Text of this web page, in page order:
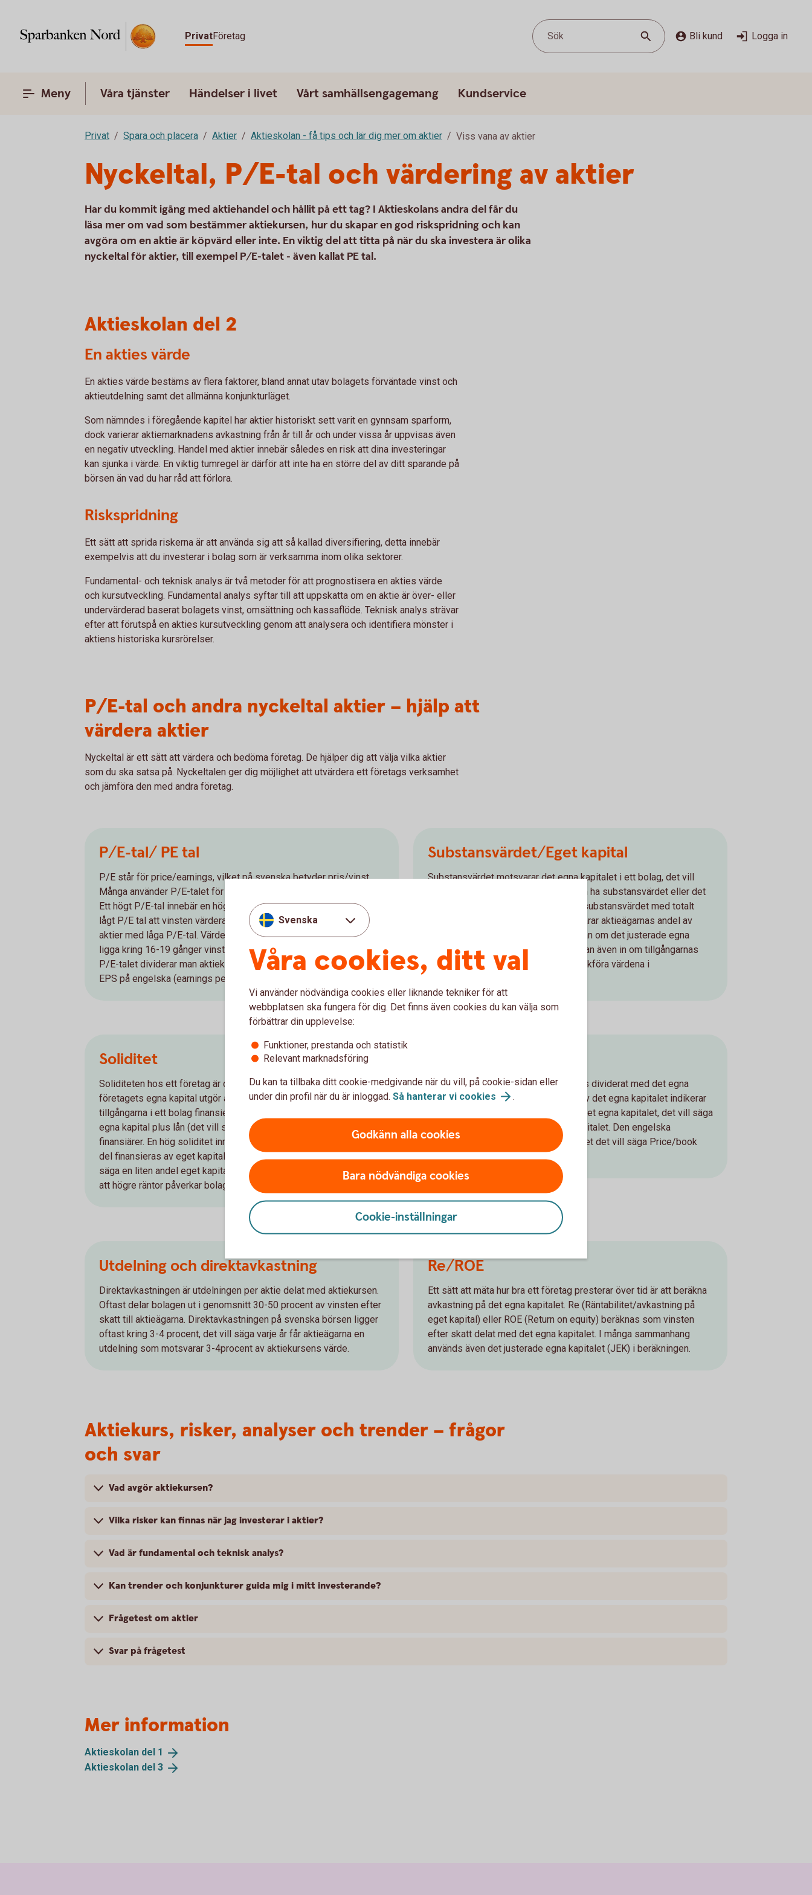
PrivatFöretag Sök Bli kund Logga in
Meny Våra tjänster Händelser i livet Vårt samhällsengagemang Kundservice
Privat Spara och placera Aktier Aktieskolan - få tips och lär dig mer om aktier Viss vana av aktier
Nyckeltal, P/E-tal och värdering av aktier
Har du kommit igång med aktiehandel och hållit på ett tag? I Aktieskolans andra del får du
läsa mer om vad som bestämmer aktiekursen, hur du skapar en god riskspridning och kan
avgöra om en aktie är köpvärd eller inte. En viktig del att titta på när du ska investera är olika
nyckeltal för aktier, till exempel P/E-talet - även kallat PE tal.
Aktieskolan del 2
En akties värde
En akties värde bestäms av flera faktorer, bland annat utav bolagets förväntade vinst och
aktieutdelning samt det allmänna konjunkturläget.
Som nämndes i föregående kapitel har aktier historiskt sett varit en gynnsam sparform,
dock varierar aktiemarknadens avkastning från år till år och under vissa år uppvisas även
en negativ utveckling. Handel med aktier innebär således en risk att dina investeringar
kan sjunka i värde. En viktig tumregel är därför att inte ha en större del av ditt sparande på
börsen än vad du har råd att förlora.
Riskspridning
Ett sätt att sprida riskerna är att använda sig att så kallad diversifiering, detta innebär
exempelvis att du investerar i bolag som är verksamma inom olika sektorer.
Fundamental- och teknisk analys är två metoder för att prognostisera en akties värde
och kursutveckling. Fundamental analys syftar till att uppskatta om en aktie är över- eller
undervärderad baserat bolagets vinst, omsättning och kassaflöde. Teknisk analys strävar
efter att förutspå en akties kursutveckling genom att analysera och identifiera mönster i
aktiens historiska kursrörelser.
P/E-tal och andra nyckeltal aktier – hjälp att
värdera aktier
Nyckeltal är ett sätt att värdera och bedöma företag. De hjälper dig att välja vilka aktier
som du ska satsa på. Nyckeltalen ger dig möjlighet att utvärdera ett företags verksamhet
och jämföra den med andra företag.
P/E-tal/ PE tal
P/E står för price/earnings, vilket på svenska betyder pris/vinst.
Många använder P/E-talet för att se hur billig eller dyr en aktie är.
Ett högt P/E-tal innebär en hög värdering av företagets vinst och ett
lågt P/E tal att vinsten värderas lägre, man vill därför gärna köpa
aktier med låga P/E-tal. Värderingen på svenska börsen brukar
ligga kring 16-19 gånger vinsten för innevarande år. För att räkna ut
P/E-talet dividerar man aktiekursen med vinst per aktie (VPA) eller
EPS på engelska (earnings per share).
Substansvärdet/Eget kapital
Substansvärdet motsvarar det egna kapitalet i ett bolag, det vill
säga tillgångar minus skulder. Vill man ha substansvärdet eller det
egna kapitalet per aktie får man dela substansvärdet med totalt
antal aktier. Det egna kapitalet motsvarar aktieägarnas andel av
bolaget totala kapital. Ibland pratar man om det justerade egna
kapitalet (JEK). I detta värde räknar man även in om tillgångarnas
marknadsvärde ligger högre än det bokföra värdena i
Soliditet
Soliditeten hos ett företag är den procentuella andel som
företagets egna kapital utgör av summan av alla tillgångar. De totala
tillgångarna i ett bolag finansieras till 100 procent av aktieägarnas
egna kapital plus lån (det vill säga skulder) från banker eller andra
finansiärer. En hög soliditet innebär att bolaget kapital till en större
del finansieras av eget kapital än av lån. En låg soliditet, det vill
säga en liten andel eget kapital kontra lån, innebär en större risk för
att högre räntor påverkar bolagets resultat på ett negativt sätt.
Nyckeltalet Kurs/EK betyder aktiekurs dividerat med det egna
kapitalet per aktie. En hög värdering av det egna kapitalet indikerar
att bolaget har en hög avkastning på det egna kapitalet, det vill säga
en hög vinst i relation till det egna kapitalet. Den engelska
motsvarigheten till kurs/EK är P/B talet det vill säga Price/book
value.
Utdelning och direktavkastning
Direktavkastningen är utdelningen per aktie delat med aktiekursen.
Oftast delar bolagen ut i genomsnitt 30-50 procent av vinsten efter
skatt till aktieägarna. Direktavkastningen på svenska börsen ligger
oftast kring 3-4 procent, det vill säga varje år får aktieägarna en
utdelning som motsvarar 3-4procent av aktiekursens värde.
Re/ROE
Ett sätt att mäta hur bra ett företag presterar över tid är att beräkna
avkastning på det egna kapitalet. Re (Räntabilitet/avkastning på
eget kapital) eller ROE (Return on equity) beräknas som vinsten
efter skatt delat med det egna kapitalet. I många sammanhang
används även det justerade egna kapitalet (JEK) i beräkningen.
Aktiekurs, risker, analyser och trender – frågor
och svar
Vad avgör aktiekursen?
Vilka risker kan finnas när jag investerar i aktier?
Vad är fundamental och teknisk analys?
Kan trender och konjunkturer guida mig i mitt investerande?
Frågetest om aktier
Svar på frågetest
Mer information
Aktieskolan del 1
Aktieskolan del 3
Svenska
Våra cookies, ditt val
Vi använder nödvändiga cookies eller liknande tekniker för att
webbplatsen ska fungera för dig. Det finns även cookies du kan välja som
förbättrar din upplevelse:
Funktioner, prestanda och statistik
Relevant marknadsföring
Du kan ta tillbaka ditt cookie-medgivande när du vill, på cookie-sidan eller
under din profil när du är inloggad. Så hanterar vi cookies .
Godkänn alla cookies
Bara nödvändiga cookies
Cookie-inställningar